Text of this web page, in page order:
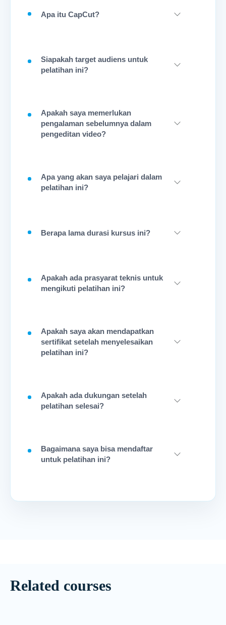
Apa itu CapCut?
Siapakah target audiens untuk
pelatihan ini?
Apakah saya memerlukan
pengalaman sebelumnya dalam
pengeditan video?
Apa yang akan saya pelajari dalam
pelatihan ini?
Berapa lama durasi kursus ini?
Apakah ada prasyarat teknis untuk
mengikuti pelatihan ini?
Apakah saya akan mendapatkan
sertifikat setelah menyelesaikan
pelatihan ini?
Apakah ada dukungan setelah
pelatihan selesai?
Bagaimana saya bisa mendaftar
untuk pelatihan ini?
Related courses